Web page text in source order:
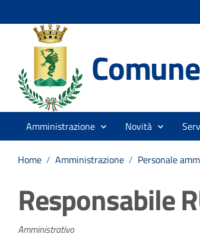
Amministrazione Novità
Home / Amministrazione / Personale
Responsabile
Amministrativo